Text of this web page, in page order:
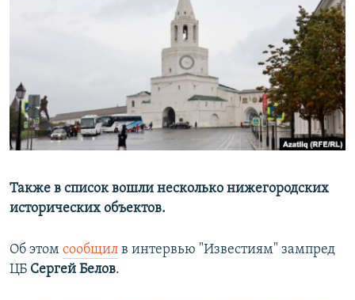
ПОДПИШИТЕСЬ НА РАССЫЛКУ
СОЦИАЛЬНЫЕ СЕТИ
Все сайты РСЕ/РС
Также в список вошли несколько нижегородских
исторических объектов.
Об этом сообщил в интервью "Известиям" зампред
ЦБ Сергей Белов.